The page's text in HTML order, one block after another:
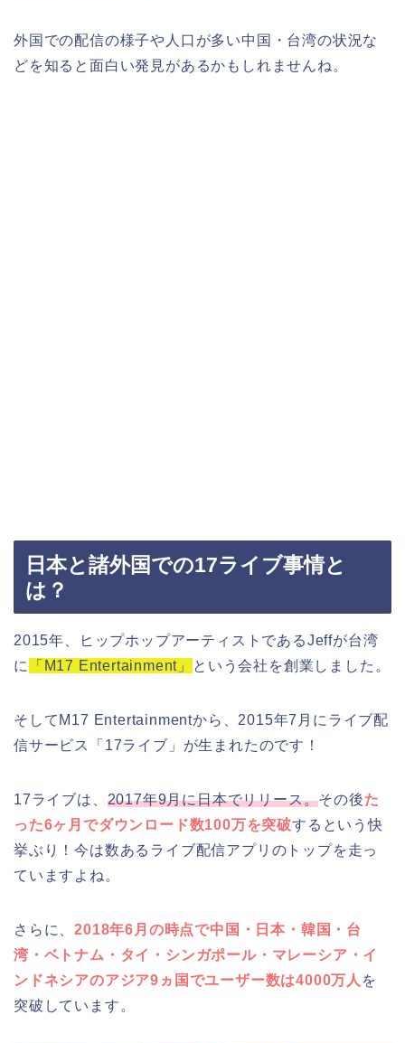
外国での配信の様子や人口が多い中国・台湾の状況な
どを知ると面白い発見があるかもしれませんね。
日本と諸外国での17ライブ事情と
は？
2015年、ヒップホップアーティストであるJeffが台湾
に
「M17 Entertainment」 という会社を創業しました。
そしてM17 Entertainmentから、2015年7月にライブ配
信サービス「17ライブ」が生まれたのです！
17ライブは、 2017年9月に日本でリリース。その後た
った6ヶ月でダウンロード数100万を突破するという快
挙ぶり！今は数あるライブ配信アプリのトップを走っ
ていますよね。
さらに、2018年6月の時点で中国・日本・韓国・台
湾・ベトナム・タイ・シンガポール・マレーシア・イ
ンドネシアのアジア9ヵ国でユーザー数は4000万人 を
突破しています。